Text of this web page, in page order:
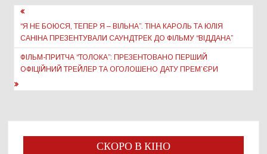
Навігація
записів
“Я НЕ БОЮСЯ, ТЕПЕР Я – ВІЛЬНА”. ТІНА КАРОЛЬ ТА ЮЛІЯ
САНІНА ПРЕЗЕНТУВАЛИ САУНДТРЕК ДО ФІЛЬМУ “ВІДДАНА”
ФІЛЬМ-ПРИТЧА “ТОЛОКА”: ПРЕЗЕНТОВАНО ПЕРШИЙ
ОФІЦІЙНИЙ ТРЕЙЛЕР ТА ОГОЛОШЕНО ДАТУ ПРЕМ’ЄРИ
СКОРО В КІНО